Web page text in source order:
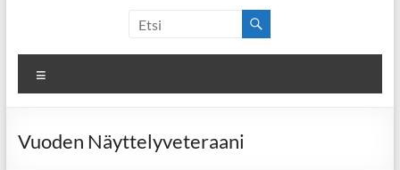
Vuoden Näyttelyveteraani